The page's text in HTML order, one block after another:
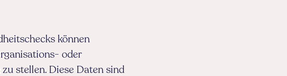
können
oder
stellen. Diese Daten sind